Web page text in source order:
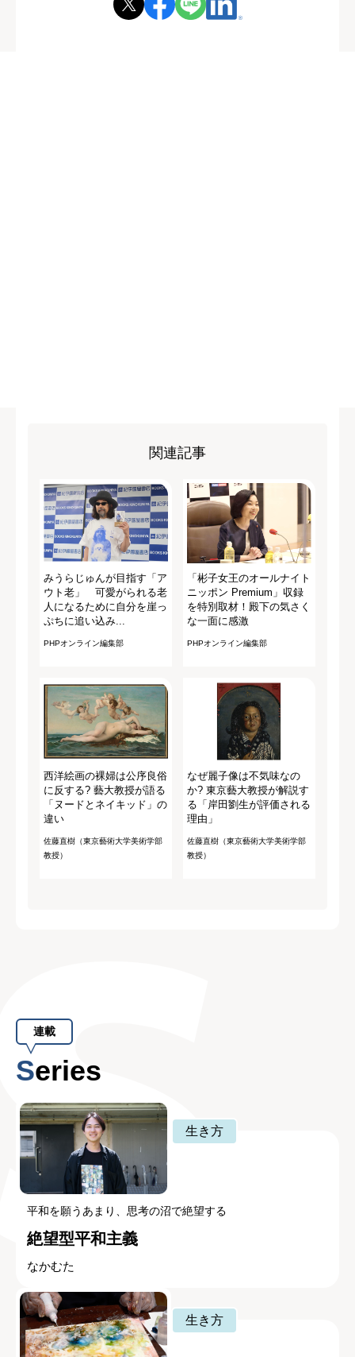
関連記事
みうらじゅんが目指す「ア
ウト老」 可愛がられる老
人になるために自分を崖っ
ぷちに追い込み...
PHPオンライン編集部
「彬子女王のオールナイト
ニッポン Premium」収録
を特別取材！殿下の気さく
な一面に感激
PHPオンライン編集部
西洋絵画の裸婦は公序良俗
に反する? 藝大教授が語る
「ヌードとネイキッド」の
違い
佐藤直樹（東京藝術大学美術学部
教授）
なぜ麗子像は不気味なの
か? 東京藝大教授が解説す
る「岸田劉生が評価される
理由」
佐藤直樹（東京藝術大学美術学部
教授）
連載
Series
生き方
平和を願うあまり、思考の沼で絶望する
絶望型平和主義
なかむた
生き方